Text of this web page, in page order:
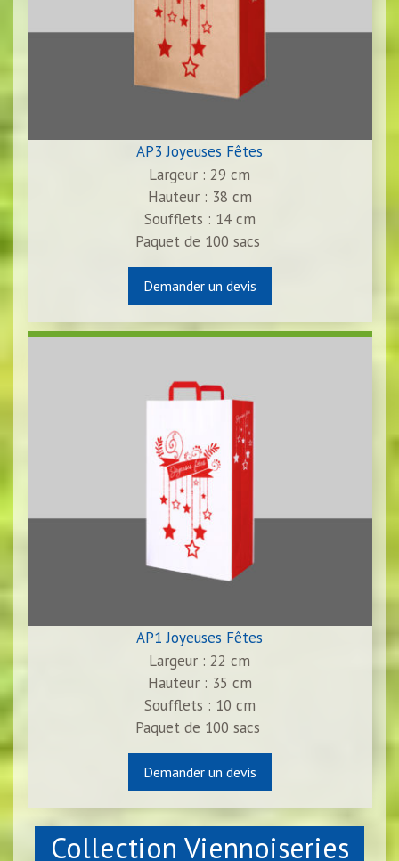
AP3 Joyeuses Fêtes
Largeur : 29 cm
Hauteur : 38 cm
Soufflets : 14 cm
Paquet de 100 sacs
Demander un devis
AP1 Joyeuses Fêtes
Largeur : 22 cm
Hauteur : 35 cm
Soufflets : 10 cm
Paquet de 100 sacs
Demander un devis
Collection Viennoiseries